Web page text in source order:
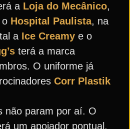
a Loja do Mecânico,
o Hospital Paulista, na
a Ice Creamy e o
terá a marca
O uniforme já
Corr Plastik
não param por aí. O
um apoiador pontual.